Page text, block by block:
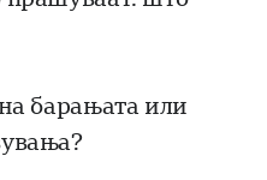
барањата или